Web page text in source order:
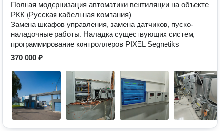
Полная модернизация автоматики вентиляции на объекте
РКК (Русская кабельная компания)
Замена шкафов управления, замена датчиков, пуско-
наладочные работы. Наладка существующих систем,
программирование контроллеров PIXEL Segnetiks
370 000 ₽